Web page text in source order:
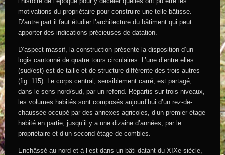
motivations du propriétaire pour construire une telle bâtisse.
D’autre part il faut étudier l’architecture du bâtiment qui peut
apporter des indications précieuses de datation.
D’aspect massif, la construction présente la disposition d’un
logis cantonné de quatre tours circulaires. L’une d’entre elles
(sud/est) est de taille et de structure différente des trois autres
(fig. 115). Le corps central, sensiblement carré, est partagé,
dans le sens nord/sud, par un refend. Répartis sur trois niveaux,
les volumes habités sont composés aujourd’hui d’un rez-de-
chaussée occupé par des annexes agricoles, d’un premier étage
habité en partie, jusqu’il y a une dizaine d’années, par le
propriétaire et d’un second étage de combles.
Enchâssé au nord et à l’est dans un bâti datant du XIXe siècle,